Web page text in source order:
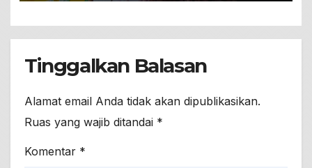
Tinggalkan Balasan
Alamat email Anda tidak akan dipublikasikan.
Ruas yang wajib ditandai *
Komentar *